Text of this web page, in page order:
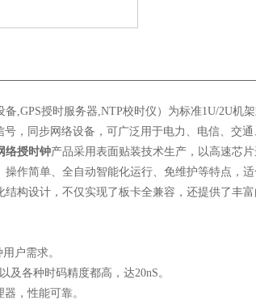
备,GPS授时服务器,NTP校时仪）为标准1U/2U机
号，同步网络设备，可广泛用于电力、电信、交通
络授时钟产品采用表面贴装技术生产，以高速芯
作简单、全自动智能化运行、免维护等特点，适
构设计，不仅实现了板卡全兼容，还提供了丰
户需求。
以及各种时码精度都高，达20nS。
，性能可靠。